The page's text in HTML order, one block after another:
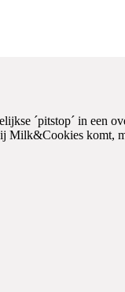
´pitstop´ in een
Milk&Cookies komt,